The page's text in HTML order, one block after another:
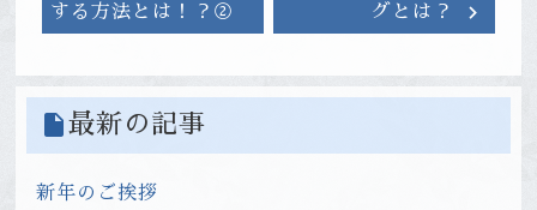
する方法とは！？②
グとは？
insert_drive_file最新の記事
新年のご挨拶